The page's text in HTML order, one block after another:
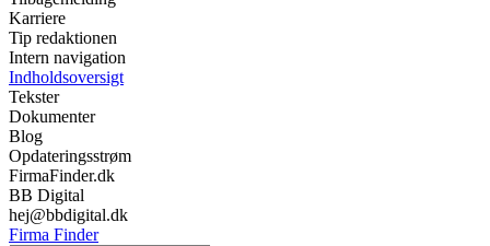
Karriere
Tip redaktionen
Intern navigation
Indholdsoversigt
Tekster
Dokumenter
Blog
Opdateringsstrøm
FirmaFinder.dk
BB Digital
hej@bbdigital.dk
Firma Finder